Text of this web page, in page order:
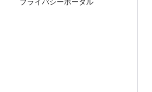
プライバシーポータル